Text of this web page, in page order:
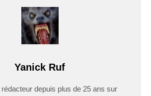
Yanick Ruf
depuis plus de 25 ans sur